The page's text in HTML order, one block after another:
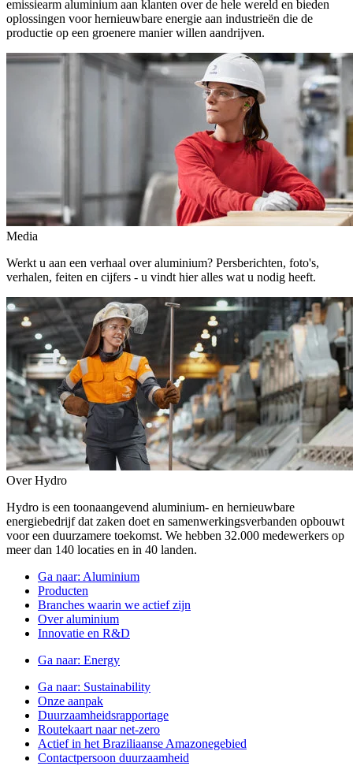
emissiearm aluminium aan klanten over de hele wereld en bieden
oplossingen voor hernieuwbare energie aan industrieën die de
productie op een groenere manier willen aandrijven.
Media
Werkt u aan een verhaal over aluminium? Persberichten, foto's,
verhalen, feiten en cijfers - u vindt hier alles wat u nodig heeft.
Over Hydro
Hydro is een toonaangevend aluminium- en hernieuwbare
energiebedrijf dat zaken doet en samenwerkingsverbanden opbouwt
voor een duurzamere toekomst. We hebben 32.000 medewerkers op
meer dan 140 locaties en in 40 landen.
Ga naar: Aluminium
Producten
Branches waarin we actief zijn
Over aluminium
Innovatie en R&D
Ga naar: Energy
Ga naar: Sustainability
Onze aanpak
Duurzaamheidsrapportage
Routekaart naar net-zero
Actief in het Braziliaanse Amazonegebied
Contactpersoon duurzaamheid